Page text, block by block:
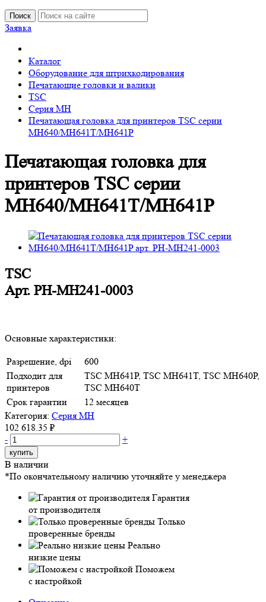
Поиск
Заявка
Каталог
Оборудование для штрихкодирования
Печатающие головки и валики
TSC
Серия MH
Печатающая головка для принтеров TSC серии
MH640/MH641T/MH641P
Печатающая головка для
принтеров TSC серии
MH640/MH641T/MH641P
TSC
Арт. PH-MH241-0003
Основные характеристики:
Разрешение, dpi
600
Подходит для
принтеров
TSC MH641P, TSC MH641T, TSC MH640P,
TSC MH640T
Срок гарантии
12 месяцев
Категория: Серия MH
102 618.35 ₽
-
+
купить
В наличии
*По окончательному наличию уточняйте у менеджера
Гарантия
от производителя
Только
проверенные бренды
Реально
низкие цены
Поможем
с настройкой